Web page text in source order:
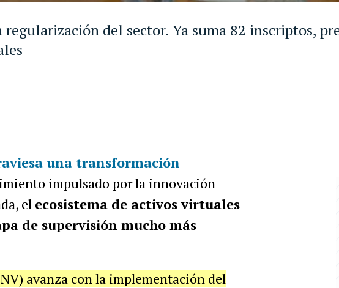
del sector. Ya suma 82 inscriptos,
una transformación
impulsado por la innovación
el ecosistema de activos virtuales
de supervisión mucho más
avanza con la implementación del